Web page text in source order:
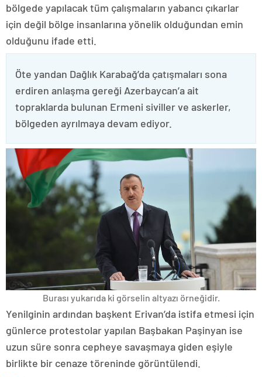
bölgede yapılacak tüm çalışmaların yabancı çıkarlar
için değil bölge insanlarına yönelik olduğundan emin
olduğunu ifade etti.
Öte yandan Dağlık Karabağ’da çatışmaları sona
erdiren anlaşma gereği Azerbaycan’a ait
topraklarda bulunan Ermeni siviller ve askerler,
bölgeden ayrılmaya devam ediyor.
Burası yukarıda ki görselin altyazı örneğidir.
Yenilginin ardından başkent Erivan’da istifa etmesi için
günlerce protestolar yapılan Başbakan Paşinyan ise
uzun süre sonra cepheye savaşmaya giden eşiyle
birlikte bir cenaze töreninde görüntülendi.